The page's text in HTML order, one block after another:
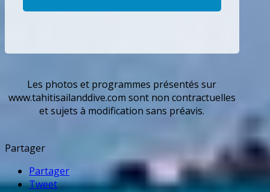
Les photos et programmes présentés sur
www.tahitisailanddive.com sont non contractuelles
et sujets à modification sans préavis.
Partager
Partager
Tweet